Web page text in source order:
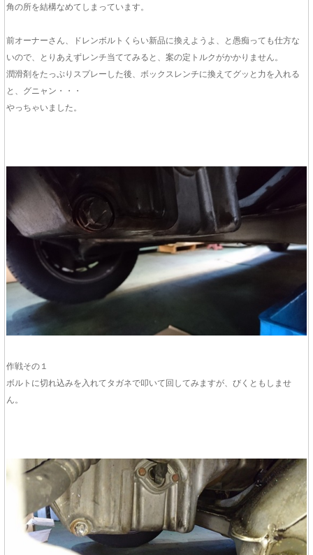
角の所を結構なめてしまっています。
前オーナーさん、ドレンボルトくらい新品に換えようよ、と愚痴っても仕方な
いので、とりあえずレンチ当ててみると、案の定トルクがかかりません。
潤滑剤をたっぷりスプレーした後、ボックスレンチに換えてグッと力を入れる
と、グニャン・・・
やっちゃいました。
作戦その１
ボルトに切れ込みを入れてタガネで叩いて回してみますが、びくともしませ
ん。